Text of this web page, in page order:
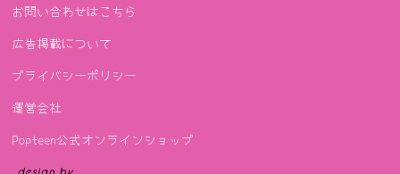
お問い合わせはこちら
広告掲載について
プライバシーポリシー
運営会社
Popteen公式オンラインショップ